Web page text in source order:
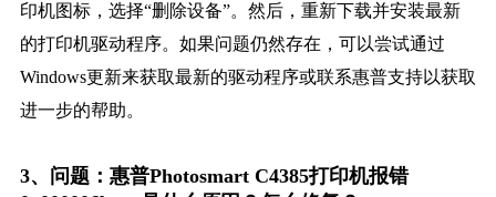
印机图标，选择“删除设备”。然后，重新下载并安装最新
的打印机驱动程序。如果问题仍然存在，可以尝试通过
Windows更新来获取最新的驱动程序或联系惠普支持以获取
进一步的帮助。
3、问题：惠普Photosmart C4385打印机报错